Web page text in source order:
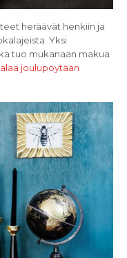
heräävät henkiin ja
Yksi
tuo mukanaan makua
joulupöytään